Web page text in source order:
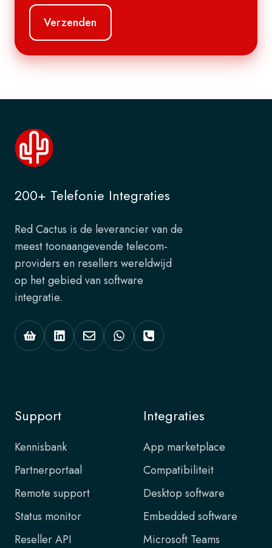
200+ Telefonie Integraties
Red Cactus is de leverancier van de
meest toonaangevende telecom-
providers en resellers wereldwijd
op het gebied van software
integratie.
Support
Kennisbank
Partnerportaal
Remote support
Status monitor
Reseller API
Integraties
App marketplace
Compatibiliteit
Desktop software
Embedded software
Microsoft Teams